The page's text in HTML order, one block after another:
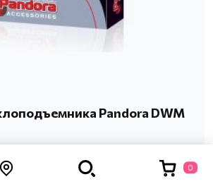
Pandora DWM
502 - специальный модуль,
для того, чтобы
0